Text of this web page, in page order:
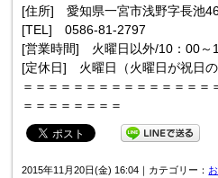
[住所] 愛知県一宮市浅野字長池
[TEL] 0586-81-2797
[営業時間] 火曜日以外/10：00～
[定休日] 火曜日（火曜日が祝日
＝＝＝＝＝＝＝＝＝＝＝＝＝＝＝
＝＝＝＝＝＝＝＝
2015年11月20日(金) 16:04｜カテゴリー：